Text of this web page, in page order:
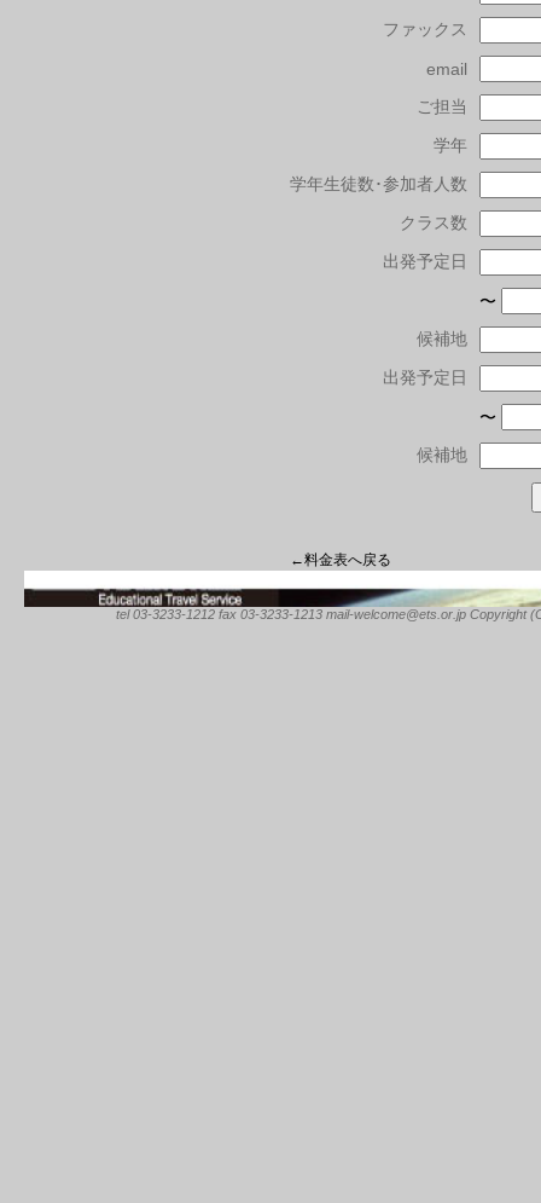
ファックス
email
ご担当
学年
学年生徒数･参加者人数
クラス数
出発予定日
〜
候補地
出発予定日
〜
候補地
←料金表へ戻る
tel 03-3233-1212 fax 03-3233-1213 mail-welcome@ets.or.jp Copyright